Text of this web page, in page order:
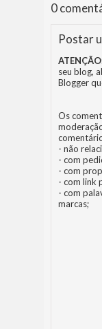
0
Postar
seu blog,
Blogger
Os
- não
- com
- com
- com link
- com
marcas;